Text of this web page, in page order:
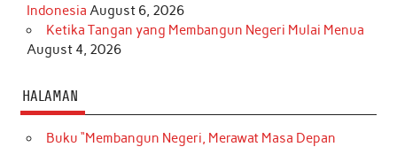
Indonesia August 6, 2026
Ketika Tangan yang Membangun Negeri Mulai Menua
August 4, 2026
HALAMAN
Buku “Membangun Negeri, Merawat Masa Depan